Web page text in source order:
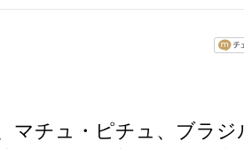
マチュ・ピチュ、ブラ